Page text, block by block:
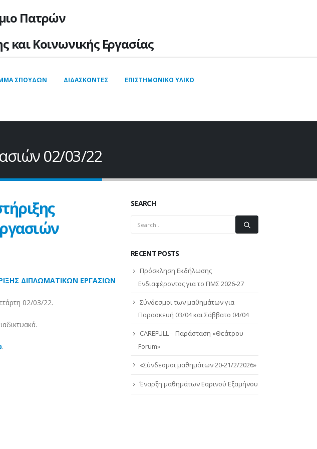
Πατρών
και Kοινωνικής Εργασίας
ΣΠΟΥΔΩΝ ΔΙΔΑΣΚΟΝΤΕΣ ΕΠΙΣΤΗΜΟΝΙΚΌ YΛΙΚΌ
02/03/22
ΔΙΠΛΩΜΑΤΙΚΩΝ ΕΡΓΑΣΙΩΝ
02/03/22.
.
SEARCH
RECENT POSTS
Πρόσκληση Εκδήλωσης
Ενδιαφέροντος για το ΠΜΣ 2026-27
Σύνδεσμοι των μαθημάτων για
Παρασκευή 03/04 και Σάββατο 04/04
CAREFULL – Παράσταση «Θεάτρου
Forum»
«Σύνδεσμοι μαθημάτων 20-21/2/2026»
Έναρξη μαθημάτων Εαρινού Εξαμήνου